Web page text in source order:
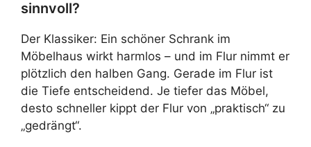
sinnvoll?
Der Klassiker: Ein schöner Schrank im
Möbelhaus wirkt harmlos – und im Flur nimmt er
plötzlich den halben Gang. Gerade im Flur ist
die Tiefe entscheidend. Je tiefer das Möbel,
desto schneller kippt der Flur von „praktisch“ zu
„gedrängt“.